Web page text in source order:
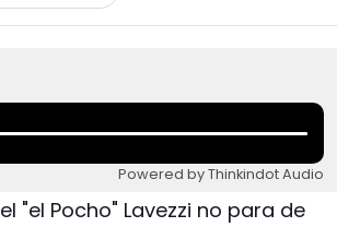
Powered by Thinkindot Audio
"el Pocho" Lavezzi no para de